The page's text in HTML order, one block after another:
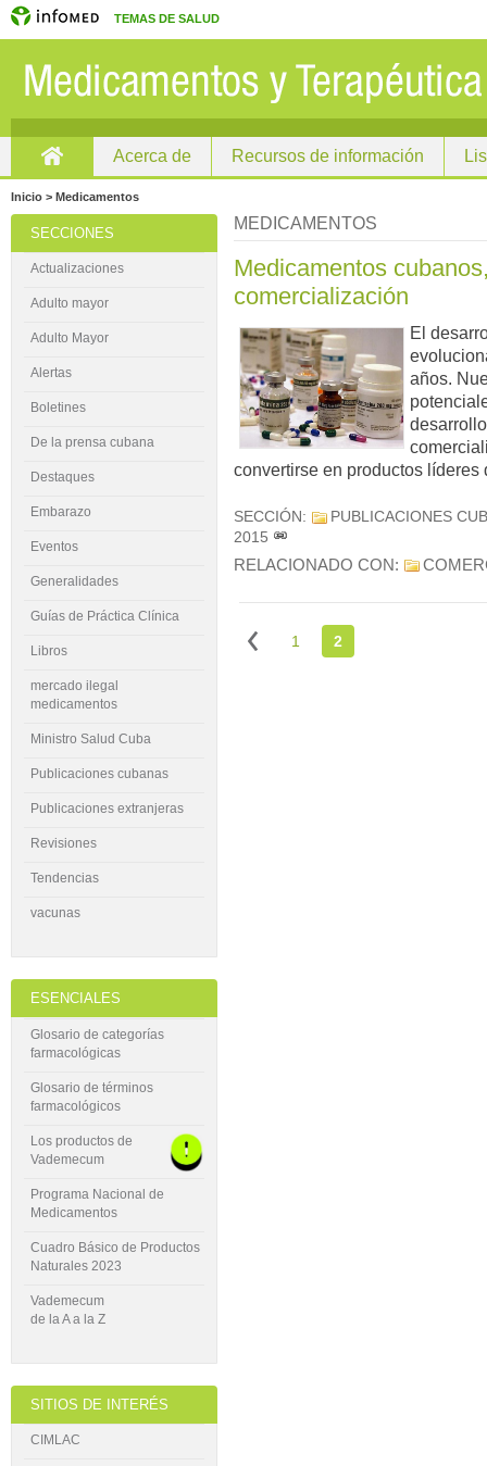
TEMAS DE SALUD
Acerca de Recursos de información
Inicio > Medicamentos
MEDICAMENTOS
Medicamentos
comercialización
El
años.
convertirse en productos
SECCIÓN:
PUBLICACIONES
2015
RELACIONADO CON:
1 2
SECCIONES
Actualizaciones
Adulto mayor
Adulto Mayor
Alertas
Boletines
De la prensa cubana
Destaques
Embarazo
Eventos
Generalidades
Guías de Práctica Clínica
Libros
mercado ilegal
medicamentos
Ministro Salud Cuba
Publicaciones cubanas
Publicaciones extranjeras
Revisiones
Tendencias
vacunas
ESENCIALES
Glosario de categorías
farmacológicas
Glosario de términos
farmacológicos
Los productos de
Vademecum
Programa Nacional de
Medicamentos
Cuadro Básico de Productos
Naturales 2023
Vademecum
de la A a la Z
SITIOS DE INTERÉS
CIMLAC